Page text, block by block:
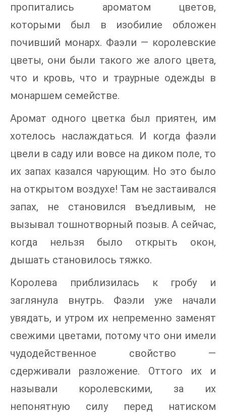
пропитались ароматом цветов,
которыми был в изобилие обложен
почивший монарх. Фаэли — королевские
цветы, они были такого же алого цвета,
что и кровь, что и траурные одежды в
монаршем семействе.
Аромат одного цветка был приятен, им
хотелось наслаждаться. И когда фаэли
цвели в саду или вовсе на диком поле, то
их запах казался чарующим. Но это было
на открытом воздухе! Там не застаивался
запах, не становился въедливым, не
вызывал тошнотворный позыв. А сейчас,
когда нельзя было открыть окон,
дышать становилось тяжко.
Королева приблизилась к гробу и
заглянула внутрь. Фаэли уже начали
увядать, и утром их непременно заменят
свежими цветами, потому что они имели
чудодейственное свойство —
сдерживали разложение. Оттого их и
называли королевскими, за их
непонятную силу перед натиском